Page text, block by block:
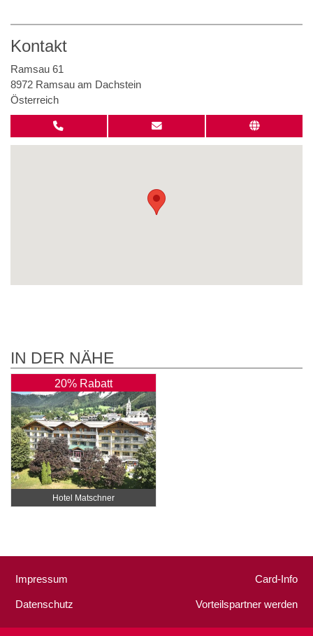
Kontakt
Ramsau 61
8972 Ramsau am Dachstein
Österreich
IN DER NÄHE
20% Rabatt
Hotel Matschner
Impressum
Datenschutz
Card-Info
Vorteilspartner werden